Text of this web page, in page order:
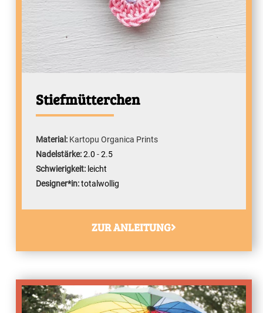
Stiefmütterchen
Material: Kartopu Organica Prints
Nadelstärke:2.0 -2.5
Schwierigkeit: leicht
Designer*in:totalwollig
ZUR ANLEITUNG